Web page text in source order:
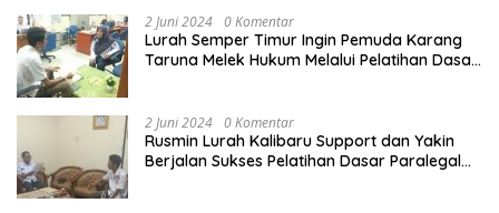
2 Juni 2024 0 Komentar
Lurah Semper Timur Ingin Pemuda Karang
Taruna Melek Hukum Melalui Pelatihan Dasar
2 Juni 2024 0 Komentar
Rusmin Lurah Kalibaru Support dan Yakin
Berjalan Sukses Pelatihan Dasar Paralegal